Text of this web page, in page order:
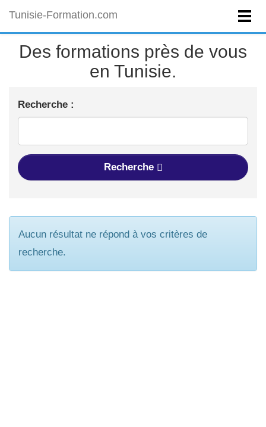
Tunisie-Formation.com
Des formations près de vous
en Tunisie.
Recherche :
Recherche
Aucun résultat ne répond à vos critères de
recherche.